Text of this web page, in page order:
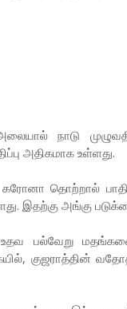
நாடு
அதிகமாக உள்ளது.
தொற்றால்
இதற்கு அங்கு
பல்வேறு
குஜராத்தின்